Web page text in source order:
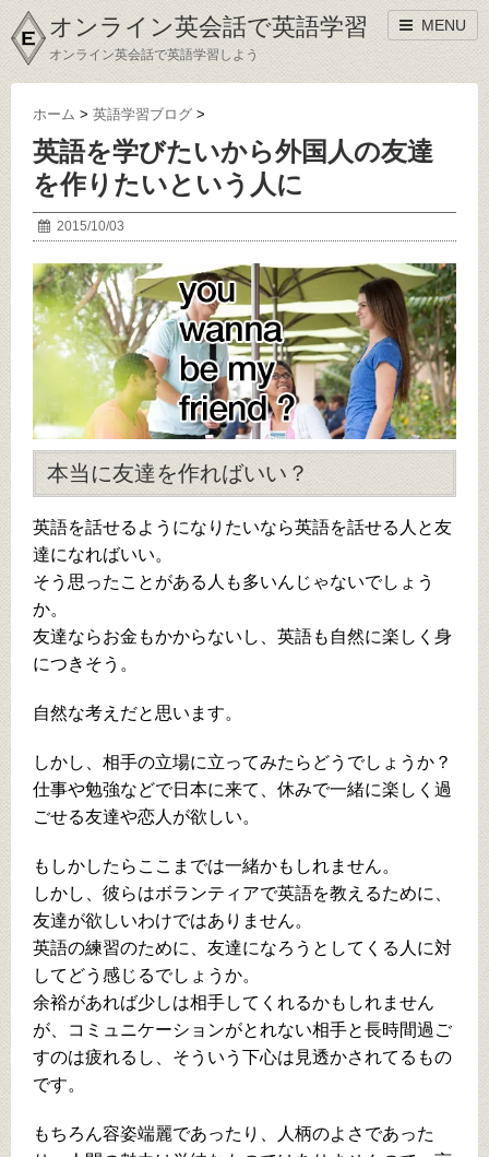
オンライン英会話で英語学習
オンライン英会話で英語学習しよう
MENU
ホーム > 英語学習ブログ >
英語を学びたいから外国人の友達
を作りたいという人に
2015/10/03
本当に友達を作ればいい？
英語を話せるようになりたいなら英語を話せる人と友
達になればいい。
そう思ったことがある人も多いんじゃないでしょう
か。
友達ならお金もかからないし、英語も自然に楽しく身
につきそう。
自然な考えだと思います。
しかし、相手の立場に立ってみたらどうでしょうか？
仕事や勉強などで日本に来て、休みで一緒に楽しく過
ごせる友達や恋人が欲しい。
もしかしたらここまでは一緒かもしれません。
しかし、彼らはボランティアで英語を教えるために、
友達が欲しいわけではありません。
英語の練習のために、友達になろうとしてくる人に対
してどう感じるでしょうか。
余裕があれば少しは相手してくれるかもしれません
が、コミュニケーションがとれない相手と長時間過ご
すのは疲れるし、そういう下心は見透かされてるもの
です。
もちろん容姿端麗であったり、人柄のよさであった